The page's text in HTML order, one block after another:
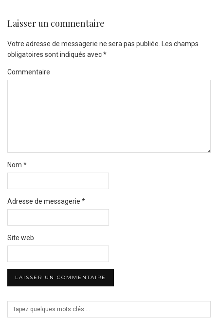
Laisser un commentaire
Votre adresse de messagerie ne sera pas publiée.
Les champs
obligatoires sont indiqués avec*
Commentaire
Nom *
Adresse de messagerie *
Site web